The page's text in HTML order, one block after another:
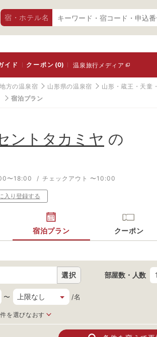
宿・ホテル名
イド クーポン(0) 温泉旅行メディア
方の温泉宿 山形県の温泉宿 山形・蔵王・天童
宿泊プラン
ントタカミヤ の
〜18:00 チェックアウト 〜10:00
入り登録する
宿泊プラン クーポン
選択 部屋数・人数
〜 /名
を選びなおす